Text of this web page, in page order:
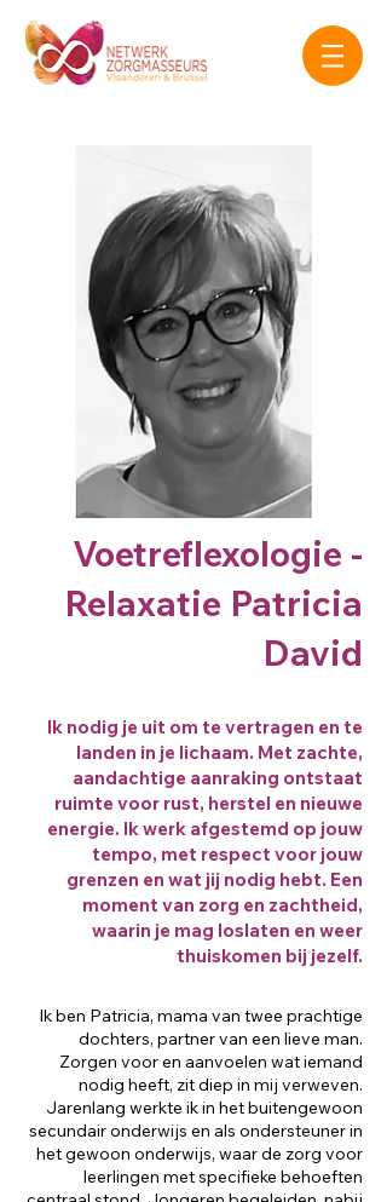
Voetreflexologie -
Relaxatie Patricia
David
Ik nodig je uit om te vertragen en te
landen in je lichaam. Met zachte,
aandachtige aanraking ontstaat
ruimte voor rust, herstel en nieuwe
energie. Ik werk afgestemd op jouw
tempo, met respect voor jouw
grenzen en wat jij nodig hebt. Een
moment van zorg en zachtheid,
waarin je mag loslaten en weer
thuiskomen bij jezelf.
Ik ben Patricia, mama van twee prachtige
dochters, partner van een lieve man.
Zorgen voor en aanvoelen wat iemand
nodig heeft, zit diep in mij verweven.
Jarenlang werkte ik in het buitengewoon
secundair onderwijs en als ondersteuner in
het gewoon onderwijs, waar de zorg voor
leerlingen met specifieke behoeften